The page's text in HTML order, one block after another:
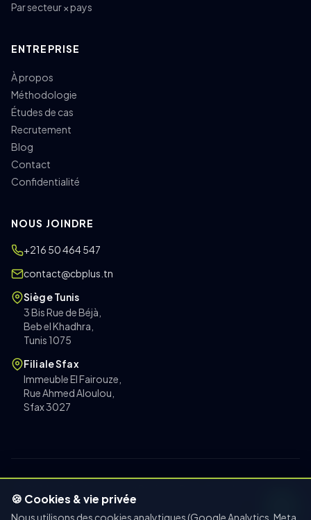
Par secteur × pays
ENTREPRISE
À propos
Méthodologie
Études de cas
Recrutement
Blog
Contact
Confidentialité
NOUS JOINDRE
+216 50 464 547
contact@cbplus.tn
Siège Tunis
3 Bis Rue de Béjà,
Beb el Khadhra,
Tunis 1075
Filiale Sfax
Immeuble El Fairouze,
Rue Ahmed Aloulou,
Sfax 3027
Confidentialité
🍪 Cookies & vie privée
Nous utilisons des cookies analytiques (Google Analytics, Meta